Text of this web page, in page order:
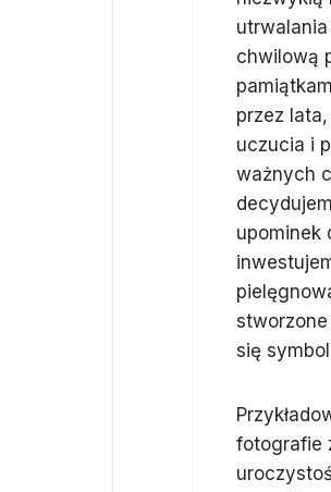
chwilową
przez lata,
uczucia i
ważnych
upominek
się
fotografie